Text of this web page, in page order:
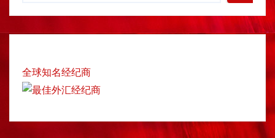
c
全球知名经纪商